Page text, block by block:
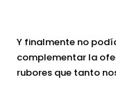
Y finalmente no
complementar la
rubores que tanto